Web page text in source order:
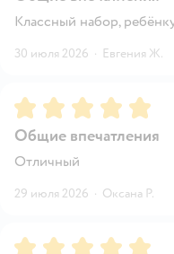
Классный набор,
30 июля 2026 · Евгения Ж.
Рейтинг:5
Общие впечатления
Отличный
29 июля 2026 · Оксана Р.
Рейтинг:5